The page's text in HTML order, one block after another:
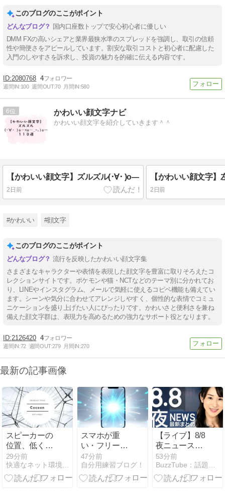
このブログのここがポイント
国内口座数トップで安心初心者に優しい
DMM FXの高いシェアと業界最狭水準のスプレッドを強調し、取引の信頼
性や簡便さをアピールしています。割安な取引コストと初心者に配慮した
入門のしやすさを訴求し、投資の魅力を的確に伝える内容です。
2080768 4
週間IN:100 週間OUT:70 月間IN:580
6 かわいい顔文字ナビ
かわいい顔文字を紹介していきます＾＾
【かわいい顔文字】ズルズル(･∀･ )o―
2日前 2日前
#かわいい #顔文字
このブログのここがポイント
流行を反映したかわいい顔文字集
さまざまなキャラクターや表情を表現した顔文字を豊富に取りそろえたコ
レクションサイトです。ポケモンや猫・NCTなどのテーマ別に分かれてお
り、LINEやインスタグラム、メールで気軽に使えるコピペ機能も備えてい
ます。シーンや気分に合わせてアレンジしやすく、個性的な表情でコミュ
ニケーションを盛り上げたい人にぴったりです。かわいさと便利さを兼ね
備えた顔文字群は、表現力を高めるための強力なサポート役となります。
2126420 4
週間IN:72 週間OUT:279 月間IN:270
最新の記事画像
スピーカーの
位置、低くな
い？ディスク
の音が劇的に
変わる！
29分前
スマホが重
い・フリーズ
する原因と今
すぐできる改
善方法
47分前
自分用練習ブログ！
【ライブ】8/8
夜ニュースま
とめ 最新情報
を厳選してお
届け ANN/テ
53分前